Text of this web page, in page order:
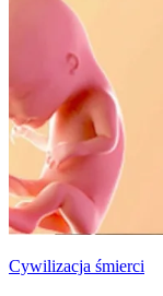
Cywilizacja śmierci